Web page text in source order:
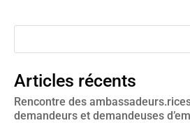
Articles récents
Rencontre des
demandeurs et demandeuses